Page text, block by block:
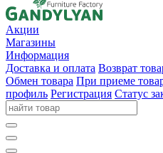
Акции
Магазины
Информация
Доставка и оплата Возврат
Обмен товара При приеме
профиль Регистрация Статус